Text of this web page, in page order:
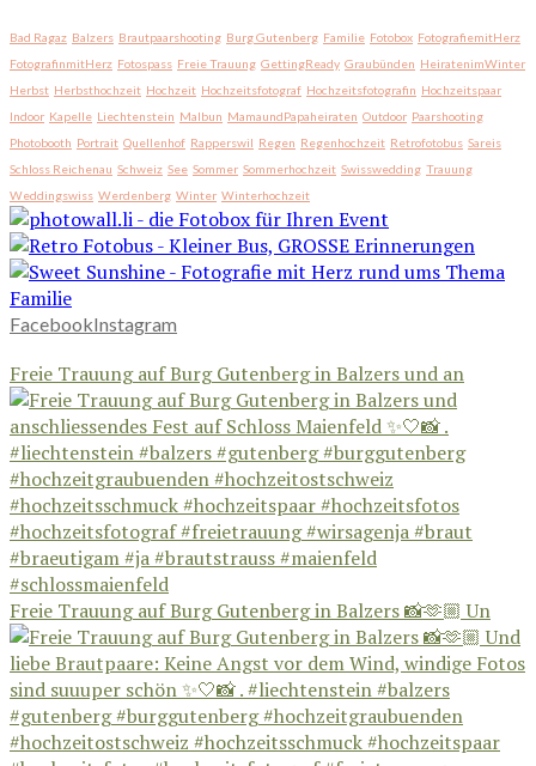
Bad Ragaz Balzers Brautpaarshooting Burg Gutenberg Familie Fotobox FotografiemitHerz
FotografinmitHerz Fotospass Freie Trauung GettingReady Graubünden HeiratenimWinter
Herbst Herbsthochzeit Hochzeit Hochzeitsfotograf Hochzeitsfotografin Hochzeitspaar
Indoor Kapelle Liechtenstein Malbun MamaundPapaheiraten Outdoor Paarshooting
Photobooth Portrait Quellenhof Rapperswil Regen Regenhochzeit Retrofotobus Sareis
Schloss Reichenau Schweiz See Sommer Sommerhochzeit Swisswedding Trauung
Weddingswiss Werdenberg Winter Winterhochzeit
FacebookInstagram
Freie Trauung auf Burg Gutenberg in Balzers und an
Freie Trauung auf Burg Gutenberg in Balzers 📸🫶🏼 Un